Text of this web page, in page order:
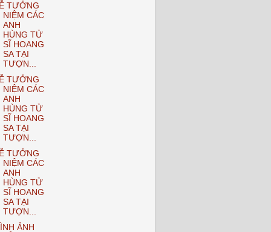
TƯỞNG
NIỆM CÁC
ANH
HÙNG TỬ
SĨ HOANG
SA TẠI
TƯỢN...
TƯỞNG
NIỆM CÁC
ANH
HÙNG TỬ
SĨ HOANG
SA TẠI
TƯỢN...
TƯỞNG
NIỆM CÁC
ANH
HÙNG TỬ
SĨ HOANG
SA TẠI
TƯỢN...
ẢNH